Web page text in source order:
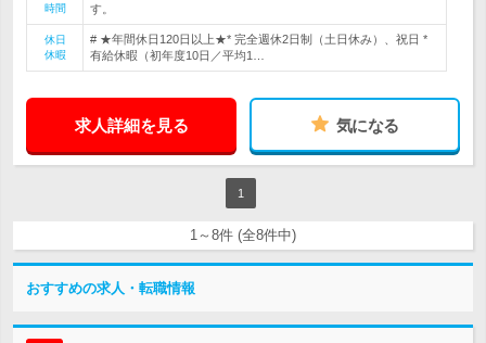
時間
す。
休日
休暇
# ★年間休日120日以上★* 完全週休2日制（土日休み）、祝日 *
有給休暇（初年度10日／平均1…
求人詳細を見る 気になる
1
1～8件 (全8件中)
おすすめの求人・転職情報